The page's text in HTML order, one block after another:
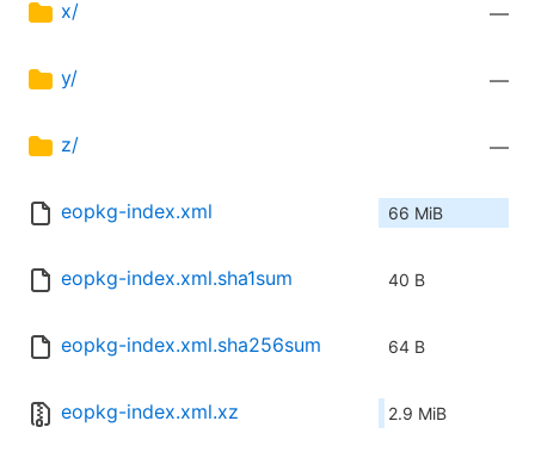
x/ —
y/ —
z/ —
eopkg-index.xml 66 MiB
eopkg-index.xml.sha1sum 40 B
eopkg-index.xml.sha256sum 64 B
eopkg-index.xml.xz 2.9 MiB